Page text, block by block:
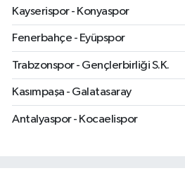
Kayserispor - Konyaspor
Fenerbahçe - Eyüpspor
Trabzonspor - Gençlerbirliği S.K.
Kasımpaşa - Galatasaray
Antalyaspor - Kocaelispor